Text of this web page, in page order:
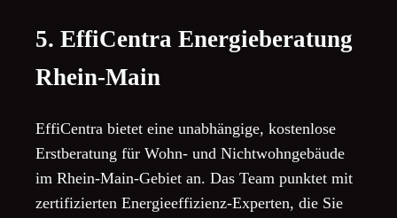
5. EffiCentra Energieberatung
Rhein-Main
EffiCentra bietet eine unabhängige, kostenlose
Erstberatung für Wohn- und Nichtwohngebäude
im Rhein-Main-Gebiet an. Das Team punktet mit
zertifizierten Energieeffizienz-Experten, die Sie